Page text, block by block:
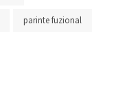
parinte fuzional